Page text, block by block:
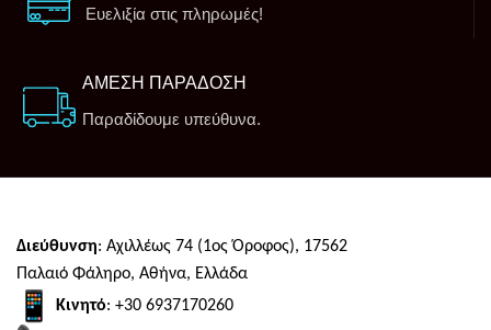
Ευελιξία στις πληρωμές!
ΑΜΕΣΗ ΠΑΡΑΔΟΣΗ
Παραδίδουμε υπεύθυνα.
Διεύθυνση: Αχιλλέως 74 (1ος Όροφος), 17562
Παλαιό Φάληρο, Αθήνα, Ελλάδα
Κινητό: +30 6937170260